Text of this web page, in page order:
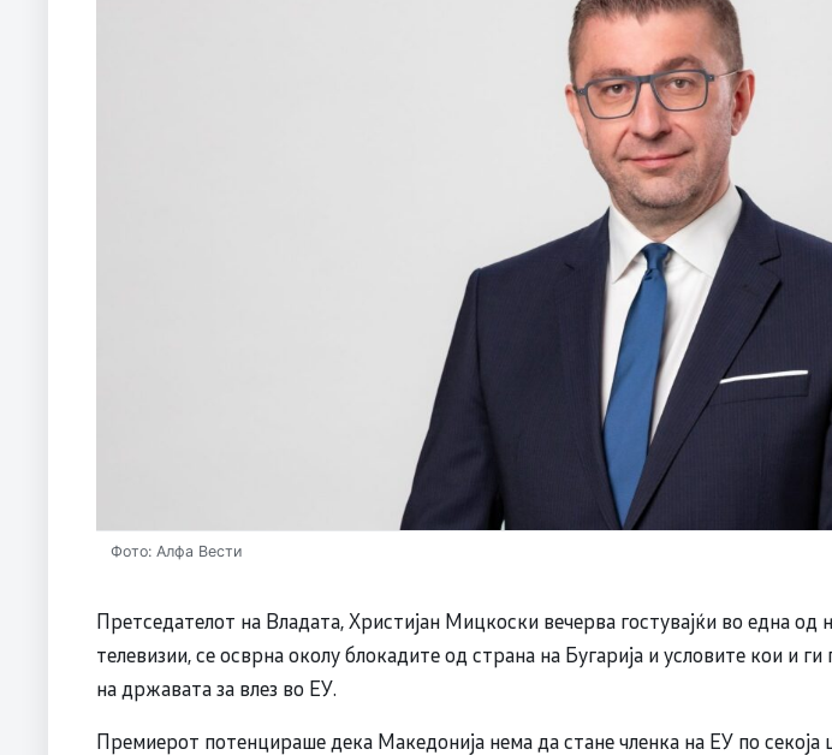
Фото: Алфа Вести
Претседателот на Владата, Христијан Мицкоски вечерва гостувајќи во една од
телевизии, се осврна околу блокадите од страна на Бугарија и условите кои и ги
на државата за влез во ЕУ.
Премиерот потенцираше дека Македонија нема да стане членка на ЕУ по секоја